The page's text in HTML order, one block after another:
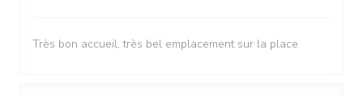
Très bon accueil, très bel emplacement sur la place